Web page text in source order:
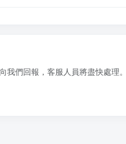
們回報，客服人員將盡快處理。